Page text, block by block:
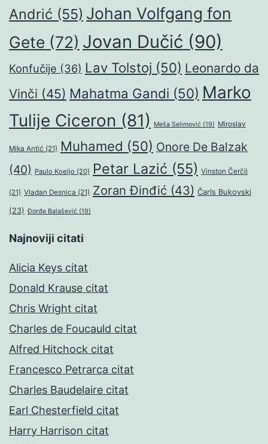
Andrić (55) Johan Volfgang fon
Gete (72) Jovan Dučić (90)
Konfučije (36) Lav Tolstoj (50) Leonardo da
Vinči (45) Mahatma Gandi (50) Marko
Tulije Ciceron (81) Meša Selimović (19) Miroslav
Mika Antić (21) Muhamed (50) Onore De Balzak
(40) Paulo Koeljo (20) Petar Lazić (55) Vinston Čerčil
(21) Vladan Desnica (21) Zoran Đinđić (43) Čarls Bukovski
(23) Đorđe Balašević (19)
Najnoviji citati
Alicia Keys citat
Donald Krause citat
Chris Wright citat
Charles de Foucauld citat
Alfred Hitchock citat
Francesco Petrarca citat
Charles Baudelaire citat
Earl Chesterfield citat
Harry Harrison citat